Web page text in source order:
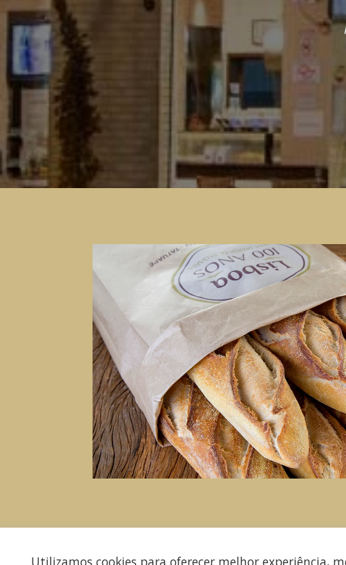
Utilizamos cookies para oferecer melhor experiência,